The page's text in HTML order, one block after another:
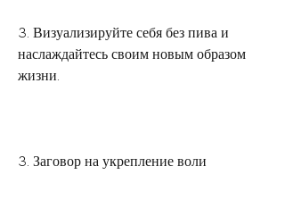
3. Визуализируйте себя без пива и
наслаждайтесь своим новым образом
жизни.
3. Заговор на укрепление воли